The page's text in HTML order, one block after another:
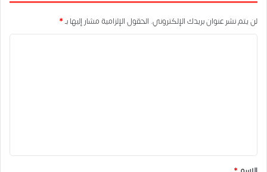
لن يتم نشر عنوان بريدك الإلكتروني. الحقول الإلزامية مشار إليها بـ*
*